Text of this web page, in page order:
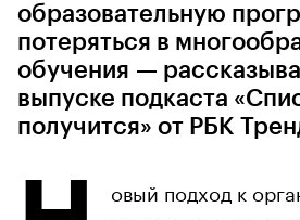
образовательную
потеряться в
обучения —
выпуске подкаста
получится» от РБК
овый подход к